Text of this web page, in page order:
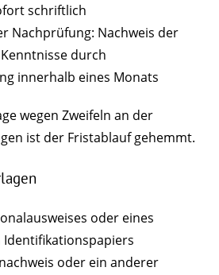
schriftlich
Nachprüfung: Nachweis der
durch
innerhalb eines Monats
wegen Zweifeln an der
ist der Fristablauf gehemmt.
oder eines
oder ein anderer